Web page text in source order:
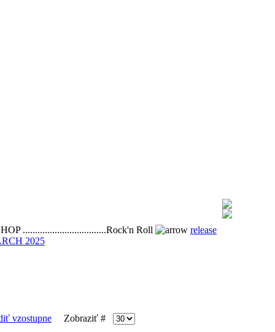
..................................Rock'n Roll
release
2025
Zobraziť #